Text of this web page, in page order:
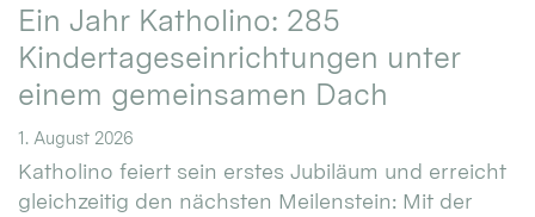
Ein Jahr Katholino: 285
Kindertageseinrichtungen unter
einem gemeinsamen Dach
1. August 2026
Katholino feiert sein erstes Jubiläum und erreicht
gleichzeitig den nächsten Meilenstein: Mit der